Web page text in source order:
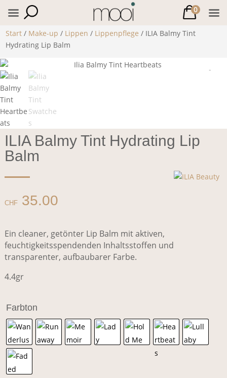
Start / Make-up / Lippen / Lippenpflege / ILIA Balmy Tint
Hydrating Lip Balm
ILIA Balmy Tint Hydrating Lip
Balm
CHF35.00
Ein cleaner, getönter Lip Balm mit aktiven,
feuchtigkeitsspendenden Inhaltsstoffen und
transparenter, aufbaubarer Farbe.
4.4gr
Farbton
0